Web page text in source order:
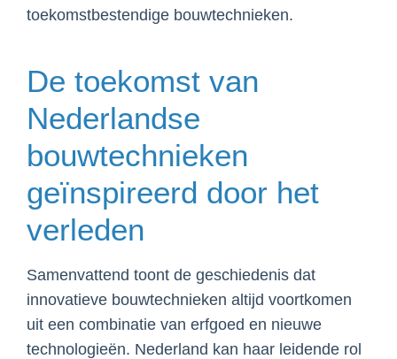
toekomstbestendige bouwtechnieken.
De toekomst van
Nederlandse
bouwtechnieken
geïnspireerd door het
verleden
Samenvattend toont de geschiedenis dat
innovatieve bouwtechnieken altijd voortkomen
uit een combinatie van erfgoed en nieuwe
technologieën. Nederland kan haar leidende rol